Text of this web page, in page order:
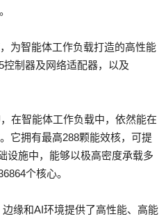
为智能体工作负载打造的高性能
制器及网络适配器，以及
在智能体工作负载中，依然能在
它拥有最高288颗能效核，可提
设施中，能够以极高密度承载多
个核心。
缘和AI环境提供了高性能、高能